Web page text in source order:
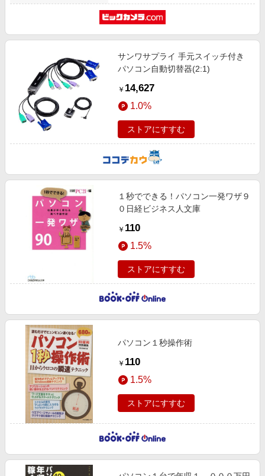
サンワサプライ 手元スイッチ付き
パソコン自動切替器(2:1)
￥ 14,627
1.0%
ストアにすすむ
１秒でできる！パソコン一発ワザ９
０日経ビジネス人文庫
￥ 110
1.5%
ストアにすすむ
パソコン１秒操作術
￥ 110
1.5%
ストアにすすむ